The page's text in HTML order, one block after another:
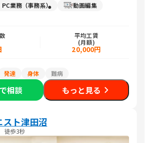
業務（事務系）
動画編集
平均工賃
(月額)
20,000円
発達 身体 難病
相談 もっと見る
スト津田沼
歩3秒